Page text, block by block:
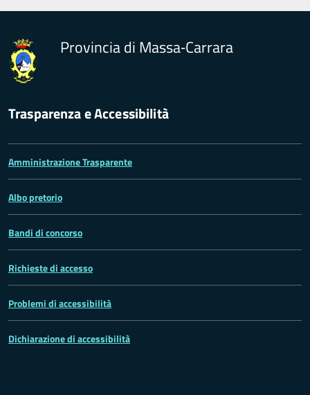
Provincia di Massa‑Carrara
Trasparenza e Accessibilità
Amministrazione Trasparente
Albo pretorio
Bandi di concorso
Richieste di accesso
Problemi di accessibilità
Dichiarazione di accessibilità